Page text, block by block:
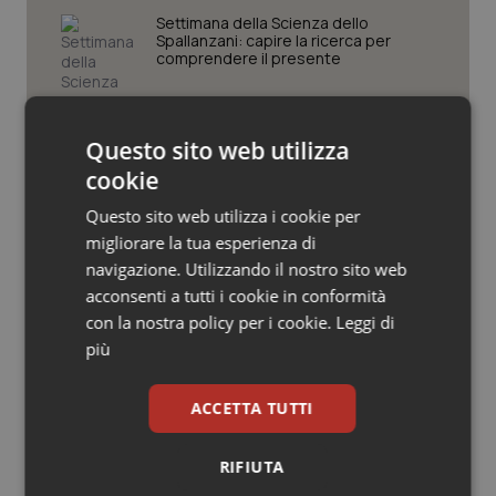
Veneto
Oncoematologia
Psoriasi & pelle
Quotidiano Cardiologia
Quotidiano Chirurgia
Quotidiano Oncologia
Quotidiano Pediatria
Rene & patologie urogenitali
Settimana della Scienza dello
Spallanzani: capire la ricerca per
comprendere il presente
Schillaci: “Gli attuali indicatori non
fotografano la qualità reale del Ssn”
Case di comunità. La sfida ora è
riempirle di professionisti e servizi. Il
punto della Conferenza delle Regioni
San Raffaele di Milano. Ispezioni e
Questo sito web utilizza
cookie
Questo sito web utilizza i cookie per
migliorare la tua esperienza di
navigazione. Utilizzando il nostro sito web
acconsenti a tutti i cookie in conformità
con la nostra policy per i cookie. Leggi di
più
ACCETTA TUTTI
RIFIUTA